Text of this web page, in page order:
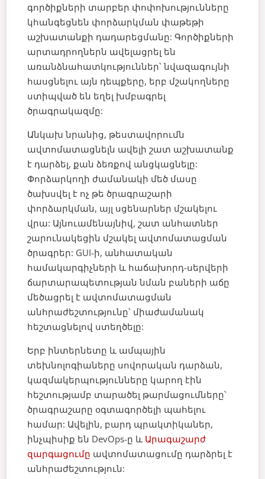
գործիքների տարբեր փոփոխությունները
կհանգեցնեն փորձարկման փաթեթի
աշխատանքի դադարեցմանը:Գործիքների
արտադրողներն ավելացրել են
առանձնահատկություններ՝ նվազագույնի
հասցնելու այն դեպքերը, երբ մշակողները
ստիպված են եղել խմբագրել
ծրագրակազմը:
Անկախ նրանից, թեստավորումն
ավտոմատացնելն ավելի շատ աշխատանք
է դարձել, քան ձեռքով անցկացնելը:
Փորձարկողի ժամանակի մեծ մասը
ծախսվել է ոչ թե ծրագրաշարի
փորձարկման, այլ սցենարներ մշակելու
վրա: Այնուամենայնիվ, շատ անհատներ
շարունակեցին մշակել ավտոմատացման
ծրագրեր: GUI-ի, անհատական
համակարգիչների և հաճախորդ-սերվերի
ճարտարապետության նման բաների աճը
մեծացրել է ավտոմատացման
անհրաժեշտությունը՝ միաժամանակ
հեշտացնելով ստեղծելը:
Երբ ինտերնետը և ամպային
տեխնոլոգիաները սովորական դարձան,
կազմակերպությունները կարող էին
հեշտությամբ տարածել թարմացումները՝
ծրագրաշարը օգտագործելի պահելու
համար: Ավելին, բարդ պրակտիկաներ,
ինչպիսիք են DevOps-ը և Արագաշարժ
զարգացումը ավտոմատացումը դարձրել է
անհրաժեշտություն: